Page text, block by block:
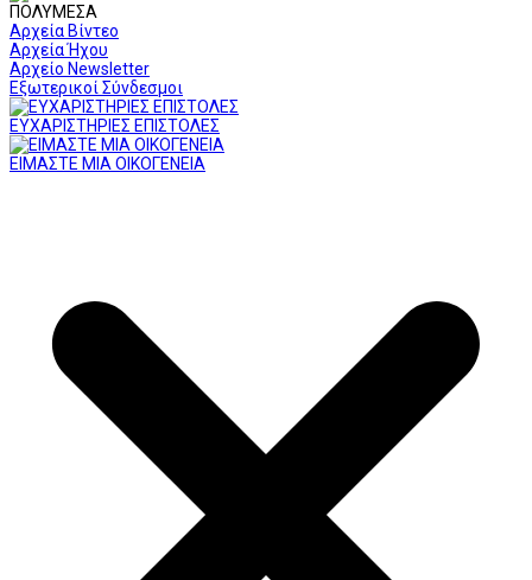
ΠΟΛΥΜΕΣΑ
Αρχεία Βίντεο
Αρχεία Ήχου
Αρχείο Newsletter
Εξωτερικοί Σύνδεσμοι
ΕΥΧΑΡΙΣΤΗΡΙΕΣ ΕΠΙΣΤΟΛΕΣ
ΕΙΜΑΣΤΕ ΜΙΑ ΟΙΚΟΓΕΝΕΙΑ